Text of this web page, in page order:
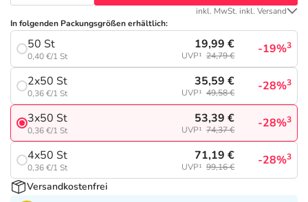
Tierapotheke
Vitamine & Mineralstoffe
Marken
Täglich gut versorgt
Salus Deals
inkl. MwSt. inkl. Versand
In folgenden Packungsgrößen erhältlich:
50 St
0,40 €/1 St
19,99 €
UVP¹ 24,79 € -19%3
2x50 St
0,36 €/1 St
35,59 €
UVP¹ 49,58 € -28%3
3x50 St
0,36 €/1 St
53,39 €
UVP¹ 74,37 € -28%3
4x50 St
0,36 €/1 St
71,19 €
UVP¹ 99,16 € -28%3
Versandkostenfrei